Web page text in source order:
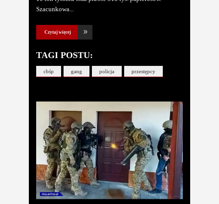
Szacunkowa
Czytaj więcej
TAGI POSTU:
cbśp gang policja przestępcy